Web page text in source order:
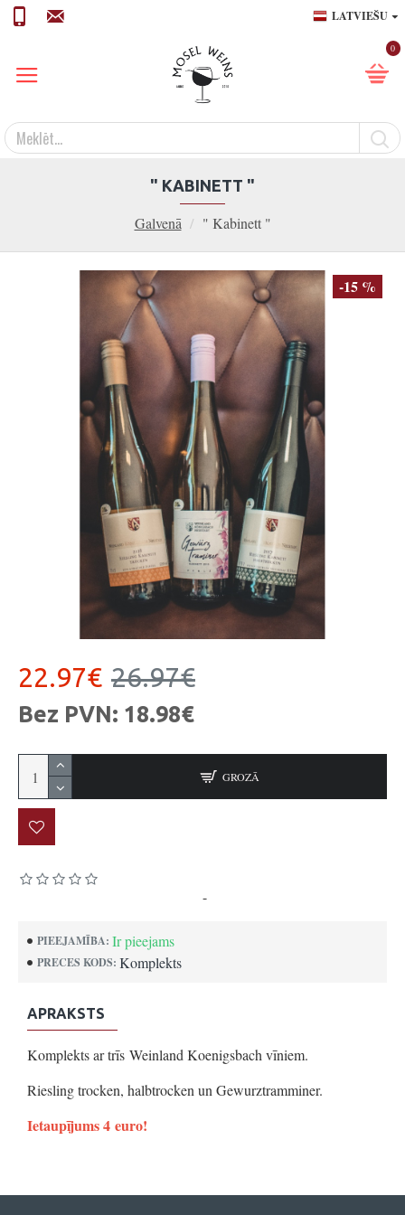
LATVIEŠU
0
Galvenā " Kabinett "
" KABINETT "
-15 %
PIEEJAMĪBA: Ir pieejams
PRECES KODS: Komplekts
-
22.97€ 26.97€
Bez PVN: 18.98€
GROZĀ
APRAKSTS
Komplekts ar trīs Weinland Koenigsbach vīniem.
Riesling trocken, halbtrocken un Gewurztramminer.
Ietaupījums 4 euro!